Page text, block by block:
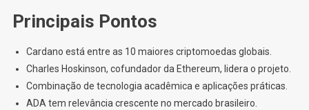
Principais Pontos
Cardano está entre as 10 maiores criptomoedas globais.
Charles Hoskinson, cofundador da Ethereum, lidera o projeto.
Combinação de tecnologia acadêmica e aplicações práticas.
ADA tem relevância crescente no mercado brasileiro.